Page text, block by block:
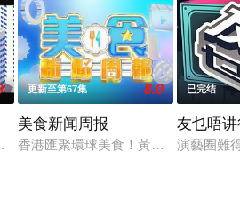
必先要有百般武藝，才能在芸芸演藝
更新至第67集 8.0
美食新闻周报
香港匯聚環球美食！黃婉曼、倪嘉雯
已完结
友乜唔
演藝圈難